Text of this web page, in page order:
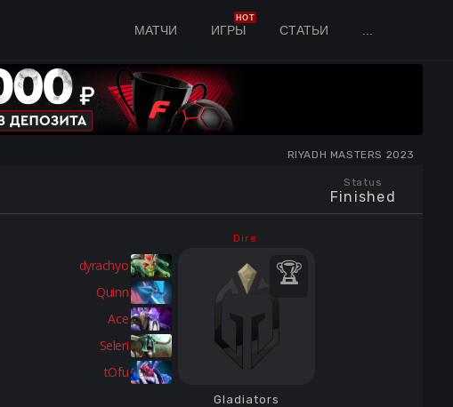
МАТЧИ ИГРЫ
HOT
СТАТЬИ
RIYADH MASTERS 2023
Status
Finished
dyrachyo
Quinn
Ace
Seleri
tOfu
Dire
Gladiators